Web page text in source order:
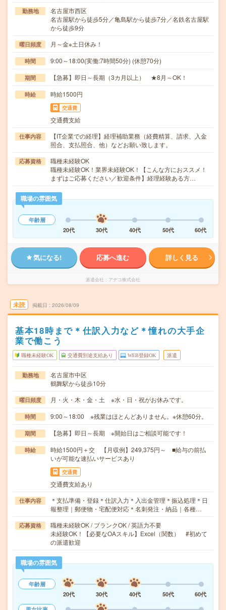
勤務地
名古屋市西区
名古屋駅から徒歩5分／亀島駅から徒歩7分／名鉄名古屋駅
から徒歩9分
曜日頻度 月～金※土日休み！
時間 9:00～18:00(実働:7時間50分) (休憩70分)
期間 【急募】即日～長期（3カ月以上） ★8月～OK！
時給 時給1500円
交通費
交通費支給
仕事内容
【IT企業での経理】経理補助業務（経費精算、請求、入金
照合、支払照合、他）などお願い致します。
応募資格
職種未経験OK
職種未経験OK！業界未経験OK！【こんな方におススメ！
まずはご応募ください／歓迎条件】経理経験ある方…
職場の雰囲気
年齢層
20代
30代 40代 50代 60代
気になる! 応募へ進む 詳しく見る
派遣会社 アデコ株式会社
未読 掲載日 2026/08/09
基本18時まで＊仕訳入力など＊憧れの大手企
業で働こう
職種未経験OK 交通費別途支給あり WEB登録OK 派遣
勤務地
名古屋市中区
鶴舞駅から徒歩10分
曜日頻度 月・火・木・金・土 ※水・日・祝がお休みです。
時間 9:00～18:00 ※残業はほとんどありません。※休憩60分。
期間 【急募】即日～長期 ※開始日はご相談可能です！
時給
時給1500円＋交 【月収例】249,375円～ ■給与の前払
いが可能な速払いサービスあり
交通費
交通費支給あり
仕事内容
＊支払準備・登録＊仕訳入力＊入出金管理＊振込処理＊日
報整理｜郵便物・宅配便対応＊名刺発注・納品｜各種…
応募資格
職種未経験OK / ブランクOK / 英語力不要
未経験OK！【必要なOAスキル】Excel（関数） #初めて
の派遣歓迎
職場の雰囲気
年齢層
20代
30代 40代 50代
60代